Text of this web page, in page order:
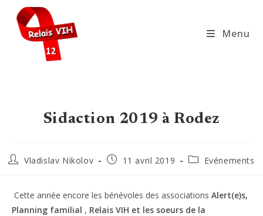
content
Menu
Sidaction 2019 à Rodez
Auteur/autrice
publication :
Vladislav Nikolov
Publication
11 avril 2019
PostEvénements
Cette année encore les bénévoles des associations Alert(e)s,
Planning familial , Relais VIH et les soeurs de la